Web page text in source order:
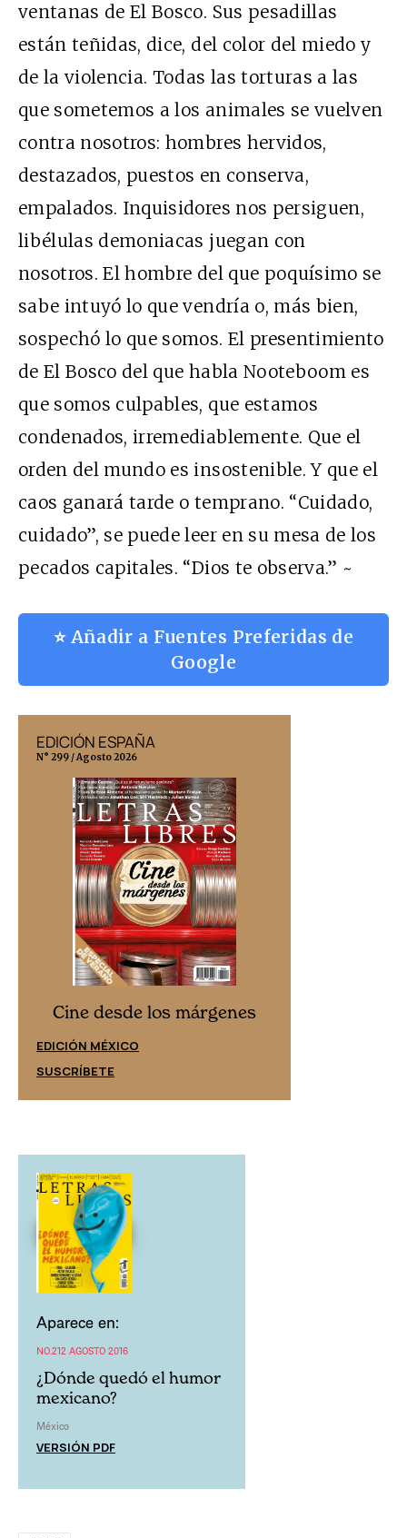
ventanas de El Bosco. Sus pesadillas
están teñidas, dice, del color del miedo y
de la violencia. Todas las torturas a las
que sometemos a los animales se vuelven
contra nosotros: hombres hervidos,
destazados, puestos en conserva,
empalados. Inquisidores nos persiguen,
libélulas demoniacas juegan con
nosotros. El hombre del que poquísimo se
sabe intuyó lo que vendría o, más bien,
sospechó lo que somos. El presentimiento
de El Bosco del que habla Nooteboom es
que somos culpables, que estamos
condenados, irremediablemente. Que el
orden del mundo es insostenible. Y que el
caos ganará tarde o temprano. “Cuidado,
cuidado”, se puede leer en su mesa de los
pecados capitales. “Dios te observa.” ~
⭐ Añadir a Fuentes Preferidas de
Google
EDICIÓN ESPAÑA
N° 299 / Agosto 2026
Cine desde los márgenes
EDICIÓN MÉXICO
SUSCRÍBETE
Aparece en:
NO.212 AGOSTO 2016
¿Dónde quedó el humor
mexicano?
México
VERSIÓN PDF